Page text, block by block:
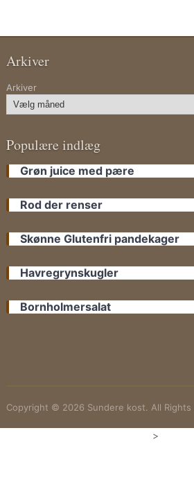
Arkiver
Arkiver
Populære indlæg
Grøn juice med pære
Rod der renser
Skønne Glutenfri pandekager
Havregrynskugler
Bornholmersalat
Copyright © 2026 Sundere kost. All Rights
>